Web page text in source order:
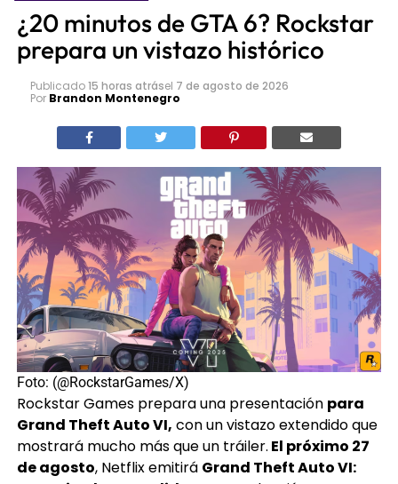
¿20 minutos de GTA 6? Rockstar
prepara un vistazo histórico
Publicado15 horas atrásel 7 de agosto de 2026
Por Brandon Montenegro
Foto: (@RockstarGames/X)
Rockstar Games prepara una presentación para
Grand Theft Auto VI, con un vistazo extendido que
mostrará mucho más que un tráiler. El próximo 27
de agosto, Netflix emitirá Grand Theft Auto VI: